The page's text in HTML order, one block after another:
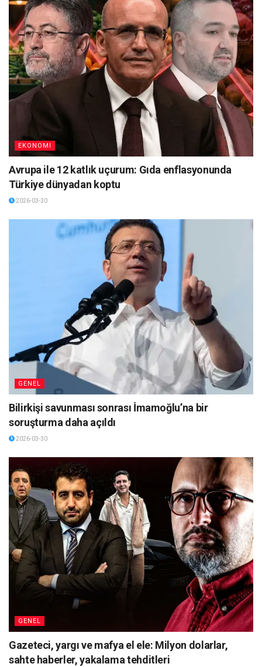
EKONOMI
Avrupa ile 12 katlık uçurum: Gıda enflasyonunda
Türkiye dünyadan koptu
2026-03-30
GENEL
Bilirkişi savunması sonrası İmamoğlu’na bir
soruşturma daha açıldı
2026-03-30
GENEL
Gazeteci, yargı ve mafya el ele: Milyon dolarlar,
sahte haberler, yakalama tehditleri